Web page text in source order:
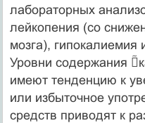
лабораторных
лейкопения (со
мозга), гипокалиемия
Уровни содержания
имеют тенденцию к
или избыточное
средств приводят к